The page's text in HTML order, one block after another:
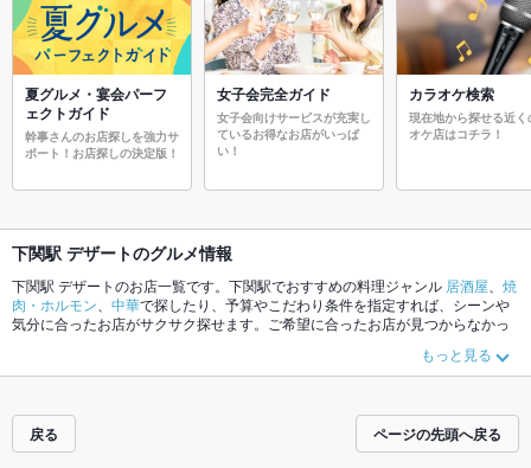
夏グルメ・宴会パーフ
ェクトガイド
幹事さんのお店探しを強力サ
ポート！お店探しの決定版！
女子会完全ガイド
女子会向けサービスが充実し
ているお得なお店がいっぱ
い！
カラオケ検索
現在地から探せる近く
オケ店はコチラ！
下関駅 デザートのグルメ情報
下関駅 デザートのお店一覧です。下関駅でおすすめの料理ジャンル 居酒屋
焼
肉・ホルモン
中華で探したり、予算やこだわり条件を指定すれば、シーンや
気分に合ったお店がサクサク探せます。ご希望に合ったお店が見つからなかっ
クしてみてください。ホットペッパーグルメなら、お得なクーポンはもちろ
ん、こだわりメニューからあげ、お茶漬け、エビ料理や季節のおすすめ料理な
ト予約が使えるお店も拡大中です。友達どうしの飲み会にも、会社の宴会に
も、デートやパーティーにもお得に便利にホットペッパーグルメをご利用くだ
さい。
もっと見る
戻る ページの先頭へ戻る